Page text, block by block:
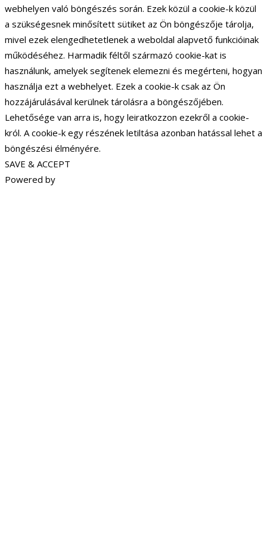
webhelyen való böngészés során. Ezek közül a cookie-k közül
a szükségesnek minősített sütiket az Ön böngészője tárolja,
mivel ezek elengedhetetlenek a weboldal alapvető funkcióinak
működéséhez. Harmadik féltől származó cookie-kat is
használunk, amelyek segítenek elemezni és megérteni, hogyan
használja ezt a webhelyet. Ezek a cookie-k csak az Ön
hozzájárulásával kerülnek tárolásra a böngészőjében.
Lehetősége van arra is, hogy leiratkozzon ezekről a cookie-
król. A cookie-k egy részének letiltása azonban hatással lehet a
böngészési élményére.
SAVE & ACCEPT
Powered by